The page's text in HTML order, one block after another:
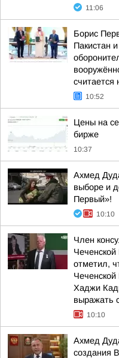
11:06
Борис
Пакистан
считается
10:52
Цены на
бирже
10:37
Ахмед
выборе и
Первый»!
10:10
Член
отметил,
Чеченской
Хаджи
выражать
10:10
Ахмед
создания